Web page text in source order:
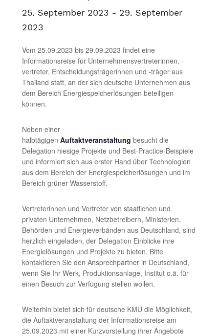
25. September 2023 - 29. September
2023
Vom 25.09.2023 bis 29.09.2023 findet eine
Informationsreise für Unternehmensvertreterinnen, -
vertreter, Entscheidungsträgerinnen und -träger aus
Thailand statt, an der sich deutsche Unternehmen aus
dem Bereich Energiespeicherlösungen beteiligen
können.
Neben einer
halbtägigen Auftaktveranstaltung besucht die
Delegation hiesige Projekte und Best-Practice-Beispiele
und informiert sich aus erster Hand über Technologien
aus dem Bereich der Energiespeicherlösungen und im
Bereich grüner Wasserstoff.
Vertreterinnen und Vertreter von staatlichen und
privaten Unternehmen, Netzbetreibern, Ministerien,
Behörden und Energieverbänden aus Deutschland, sind
herzlich eingeladen, der Delegation Einblicke ihre
Energielösungen und Projekte zu bieten. Bitte
kontaktieren Sie den Ansprechpartner in Deutschland,
wenn Sie Ihr Werk, Produktionsanlage, Institut o.ä. für
einen Besuch zur Verfügung stellen wollen.
Weiterhin bietet sich für deutsche KMU die Möglichkeit,
die Auftaktveranstaltung der Informationsreise am
25.09.2023 mit einer Kurzvorstellung ihrer Angebote